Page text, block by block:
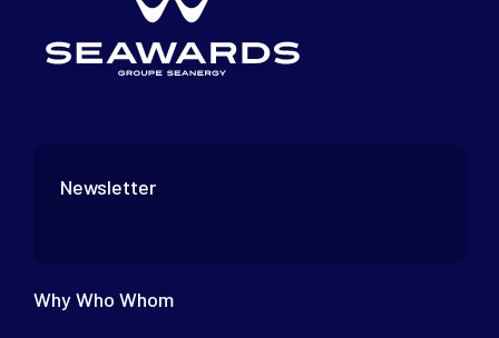
Newsletter
Why Who Whom